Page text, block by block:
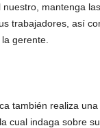
mantenga
trabajadores, así
gerente.
también realiza
cual indaga sobre